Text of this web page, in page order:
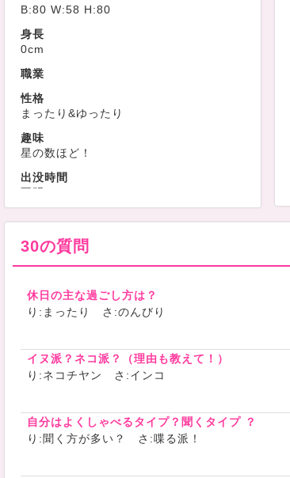
B:80 W:58 H:80
身長
0cm
職業
性格
まったり&ゆったり
趣味
星の数ほど！
出没時間
不明
30の質問
休日の主な過ごし方は？
り:まったり さ:のんびり
イヌ派？ネコ派？（理由も教えて！）
り:ネコチヤン さ:インコ
自分はよくしゃべるタイプ？聞くタイプ ？
り:聞く方が多い？ さ:喋る派！